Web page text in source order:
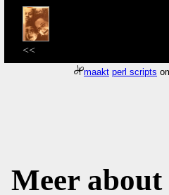
<<
maakt perl scripts
Meer about